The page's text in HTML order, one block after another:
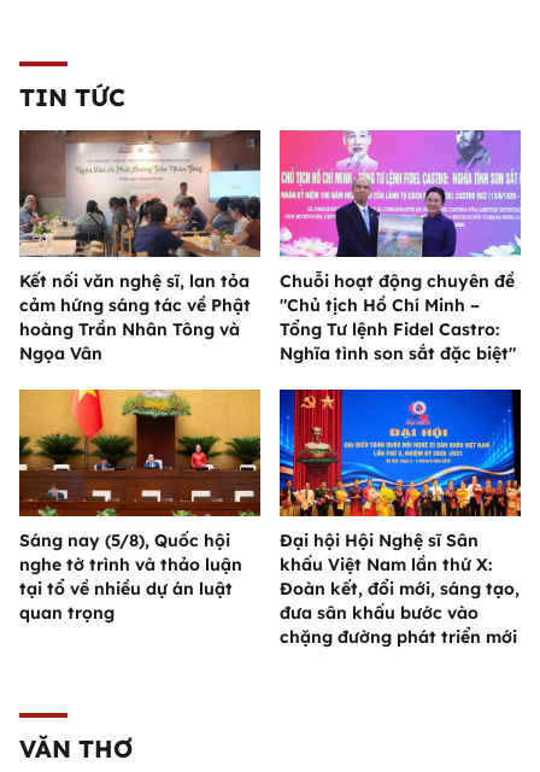
TIN TỨC
Kết nối văn nghệ sĩ, lan tỏa
cảm hứng sáng tác về Phật
hoàng Trần Nhân Tông và
Ngọa Vân
Chuỗi hoạt động chuyên đề
"Chủ tịch Hồ Chí Minh –
Tổng Tư lệnh Fidel Castro:
Nghĩa tình son sắt đặc biệt"
Sáng nay (5/8), Quốc hội
nghe tờ trình và thảo luận
tại tổ về nhiều dự án luật
quan trọng
Đại hội Hội Nghệ sĩ Sân
khấu Việt Nam lần thứ X:
Đoàn kết, đổi mới, sáng tạo,
đưa sân khấu bước vào
chặng đường phát triển mới
VĂN THƠ